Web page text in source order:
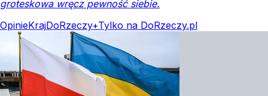
groteskowa wręcz pewność siebie.
OpinieKrajDoRzeczy+Tylko na DoRzeczy.pl